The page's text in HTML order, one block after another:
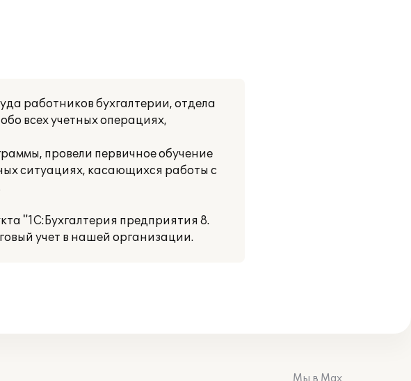
работников бухгалтерии, отдела
всех учетных операциях,
провели первичное обучение
ситуациях, касающихся работы с
"1С:Бухгалтерия предприятия 8.
учет в нашей организации.
Мы в Max